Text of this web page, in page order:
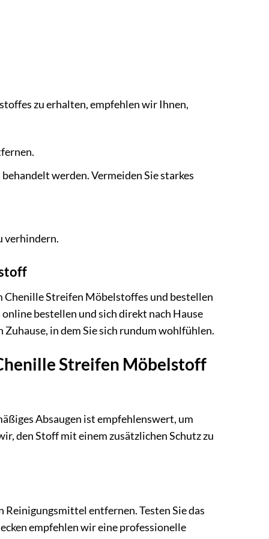
zu erhalten, empfehlen wir Ihnen,
werden. Vermeiden Sie starkes
verhindern.
Chenille Streifen Möbelstoffes und bestellen
bestellen und sich direkt nach Hause
in dem Sie sich rundum wohlfühlen.
Streifen Möbelstoff
Absaugen ist empfehlenswert, um
den Stoff mit einem zusätzlichen Schutz zu
Reinigungsmittel entfernen. Testen Sie das
empfehlen wir eine professionelle